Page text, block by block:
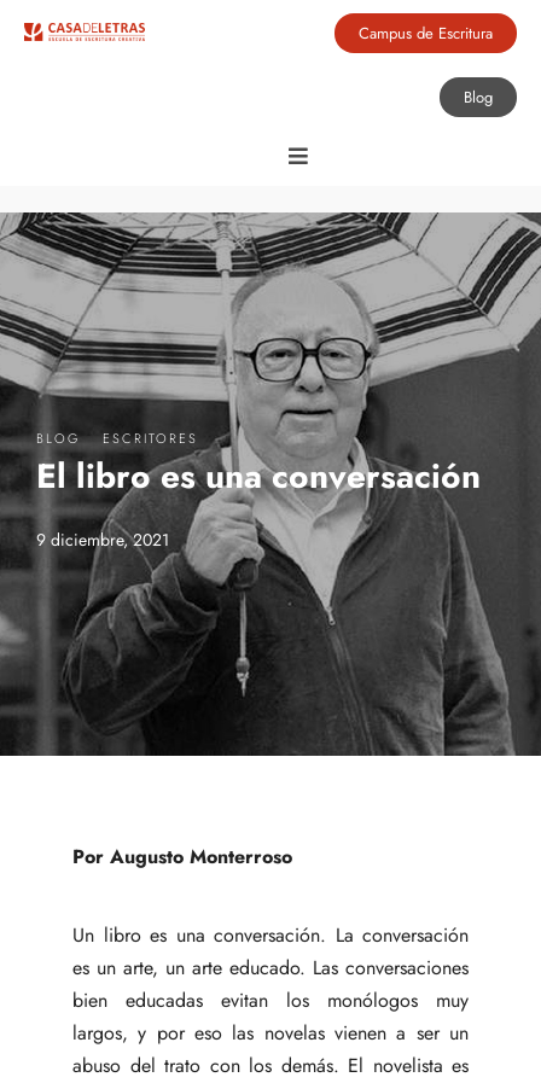
Campus de Escritura
Blog
BLOG·ESCRITORES
El libro es una conversación
9 diciembre, 2021
Por Augusto Monterroso
Un libro es una conversación. La conversación
es un arte, un arte educado. Las conversaciones
bien educadas evitan los monólogos muy
largos, y por eso las novelas vienen a ser un
abuso del trato con los demás. El novelista es